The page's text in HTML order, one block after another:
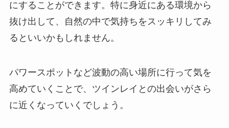
にすることができます。特に身近にある環境から
抜け出して、自然の中で気持ちをスッキリしてみ
るといいかもしれません。
パワースポットなど波動の高い場所に行って気を
高めていくことで、ツインレイとの出会いがさら
に近くなっていくでしょう。